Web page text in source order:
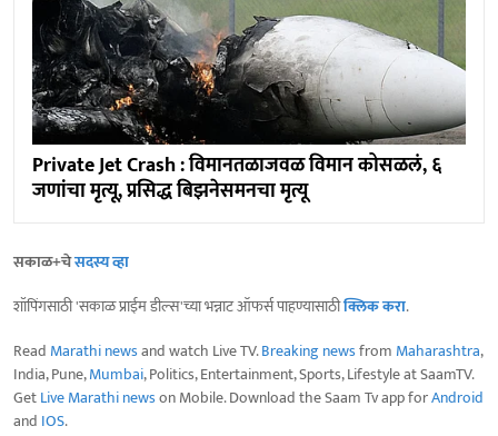
Private Jet Crash : विमानतळाजवळ विमान कोसळलं, ६
जणांचा मृत्यू, प्रसिद्ध बिझनेसमनचा मृत्यू
सकाळ+चेसदस्य व्हा
शॉपिंगसाठी 'सकाळ प्राईम डील्स'च्या भन्नाट ऑफर्स पाहण्यासाठीक्लिक करा.
Read Marathi newsand watch Live TV.Breaking newsfrom Maharashtra,
India, Pune,Mumbai, Politics, Entertainment, Sports, Lifestyle at SaamTV.
GetLive Marathi newson Mobile. Download the Saam Tv app forAndroid
and IOS.